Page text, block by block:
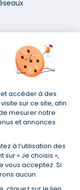
accéder à des
sur ce site, afin
mesurer notre
et annonces
à l’utilisation des
« Je choisis »,
vous acceptez. Si
aucun.
profil
amortissable de 330
non cadre assuré à
et une personne
ITT, IPP) âgée de 35
connu. Au
179,08 €/mois
14/07/2022 avec
: 15 117,65 €).
montant fixé entre
l'allongement
du coût total du